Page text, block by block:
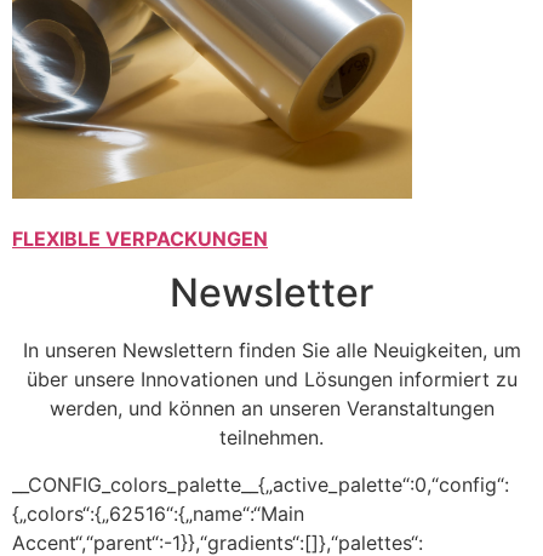
FLEXIBLE VERPACKUNGEN
Newsletter
In unseren Newslettern finden Sie alle Neuigkeiten, um
über unsere Innovationen und Lösungen informiert zu
werden, und können an unseren Veranstaltungen
teilnehmen.
__CONFIG_colors_palette__{„active_palette“:0,“config“:
{„colors“:{„62516“:{„name“:“Main
Accent“,“parent“:-1}},“gradients“:[]},“palettes“: